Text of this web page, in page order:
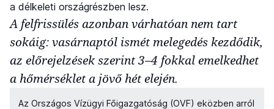
a délkeleti országrészben lesz.
A felfrissülés azonban várhatóan nem tart
sokáig: vasárnaptól ismét melegedés kezdődik,
az előrejelzések szerint 3–4 fokkal emelkedhet
a hőmérséklet a jövő hét elején.
Az Országos Vízügyi Főigazgatóság (OVF) eközben arról